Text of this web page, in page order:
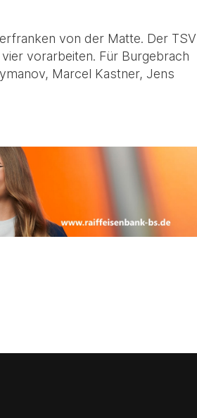
von der Matte. Der TSV
vorarbeiten. Für Burgebrach
Marcel Kastner, Jens